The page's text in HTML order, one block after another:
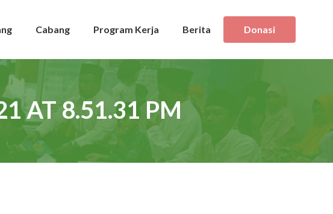
Cabang Program Kerja Berita Donasi
AT 8.51.31 PM